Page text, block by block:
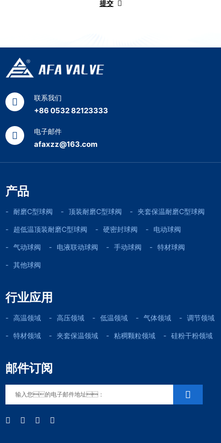
提交
联系我们
+86 0532 82123333
电子邮件
afaxzz@163.com
产品
耐磨C型球阀 顶装耐磨C型球阀 夹套保温耐磨C型球阀
超低温顶装耐磨C型球阀 硬密封球阀 电动球阀
气动球阀 电液联动球阀 手动球阀 特材球阀
其他球阀
行业应用
高温领域 高压领域 低温领域 气体领域 调节领域
特材领域 夹套保温领域 粘稠颗粒领域 硅粉干粉领域
邮件订阅